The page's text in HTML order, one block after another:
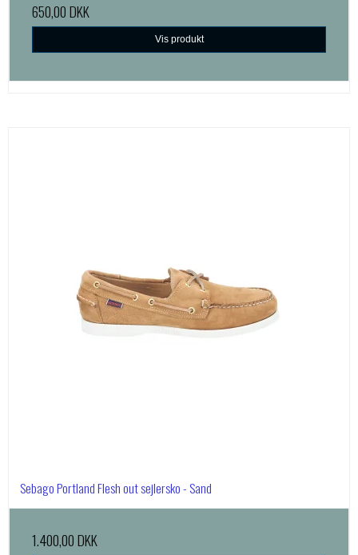
650,00 DKK
Vis produkt
Sebago Portland Flesh out sejlersko - Sand
1.400,00 DKK